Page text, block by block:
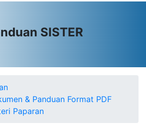
SISTER
& Panduan Format PDF
Paparan